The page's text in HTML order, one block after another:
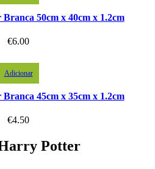
50cm x 40cm x 1.2cm
€6.00
Adicionar
45cm x 35cm x 1.2cm
€4.50
Potter